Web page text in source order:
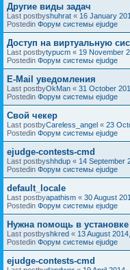
Другие виды задач
Last postbyshuhrat « 16 January
Postedin Форум системы ejudge
Доступ на виртуальную
Last postbytypucm « 19 November
Postedin Форум системы ejudge
E-Mail уведомления
Last postbyOkMan « 31 October
Postedin Форум системы ejudge
Свой чекер
Last postbyCareless_angel « 23
Postedin Форум системы ejudge
ejudge-contests-cmd
Last postbyshhdup « 14 September
Postedin Форум системы ejudge
default_locale
Last postbyapathism « 30 August
Postedin Форум системы ejudge
Нужна помощь в
Last postbyshkred « 13 August
Postedin Форум системы ejudge
ejudge-contests-cmd